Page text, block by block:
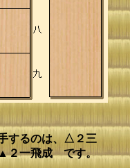
するのは、△２三
▲２一飛成 です。